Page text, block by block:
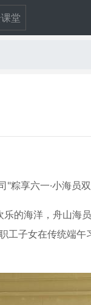
堂
"粽享六一·小海员
的海洋，舟山海
工子女在传统端